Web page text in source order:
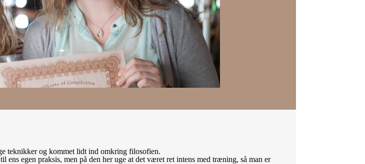
teknikker og kommet lidt ind omkring filosofien.
egen praksis, men på den her uge at det været ret intens med træning, så man er